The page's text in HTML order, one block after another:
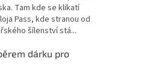
Tam kde se klikatí
Pass, kde stranou od
šílenství stá...
dárku pro